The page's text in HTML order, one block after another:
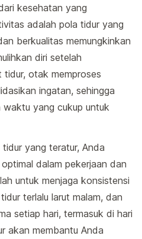
kesehatan yang
adalah pola tidur yang
berkualitas memungkinkan
diri setelah
tidur, otak memproses
ingatan, sehingga
yang cukup untuk
yang teratur, Anda
dalam pekerjaan dan
untuk menjaga konsistensi
terlalu larut malam, dan
setiap hari, termasuk di hari
akan membantu Anda